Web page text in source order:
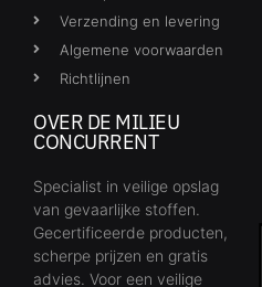
Verzending en levering
Algemene voorwaarden
Richtlijnen
OVER DE MILIEU
CONCURRENT
Specialist in veilige opslag
van gevaarlijke stoffen.
Gecertificeerde producten,
scherpe prijzen en gratis
advies. Voor een veilige